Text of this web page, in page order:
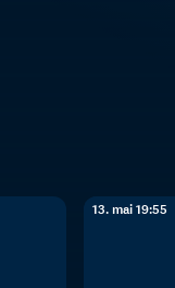
13. mai 19:55